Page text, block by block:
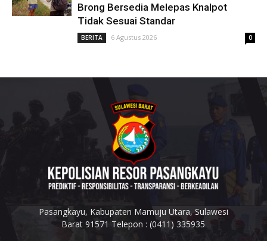
Brong Bersedia Melepas Knalpot
Tidak Sesuai Standar
BERITA 6 Agustus 2026 0
Pasangkayu, Kabupaten Mamuju Utara, Sulawesi
Barat 91571 Telepon : (0411) 335935